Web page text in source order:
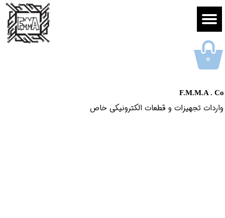
F.M.M.A . Co
واردات تجهیزات و قطعات الکترونیکى خاص​​​​​​​
۰